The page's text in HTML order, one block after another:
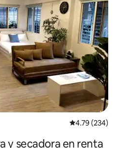
tus
de Airbnb!
tienen que
todo
99.9% de los
son
nunca te lo
solo yo...
amigo, no
legales
con un
jugar juegos
con un
Calificación
4.79 (234)
y secadora en renta